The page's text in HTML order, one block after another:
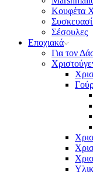
Κουφέτα
Σέσουλες
Εποχιακά
Για τον